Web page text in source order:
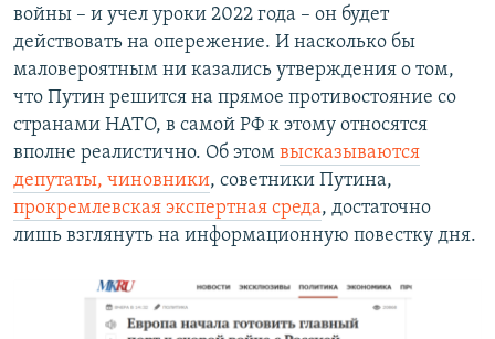
войны – и учел уроки 2022 года – он будет
действовать на опережение. И насколько бы
маловероятным ни казались утверждения о том,
что Путин решится на прямое противостояние со
странами НАТО, в самой РФ к этому относятся
вполне реалистично. Об этом высказываются
депутаты, чиновники, советники Путина,
прокремлевская экспертная среда, достаточно
лишь взглянуть на информационную повестку дня.